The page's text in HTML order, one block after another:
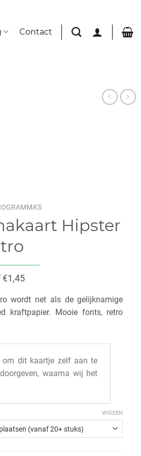
Contact
Hipster
€1,45
wordt net als de gelijknamige
kraftpapier. Mooie fonts, retro
dit kaartje zelf aan te
waarna wij het
WISSEN